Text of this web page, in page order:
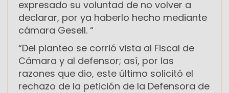
expresado su voluntad de no volver a
declarar, por ya haberlo hecho mediante
cámara Gesell. “
“Del planteo se corrió vista al Fiscal de
Cámara y al defensor; así, por las
razones que dio, este último solicitó el
rechazo de la petición de la Defensora de